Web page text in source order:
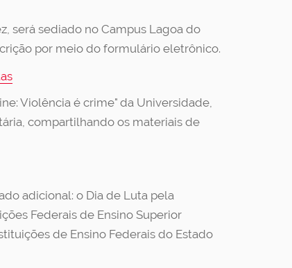
será sediado no Campus Lagoa do
por meio do formulário eletrônico.
Violência é crime" da Universidade,
compartilhando os materiais de
adicional: o Dia de Luta pela
Federais de Ensino Superior
de Ensino Federais do Estado